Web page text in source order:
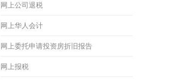
网上公司退税
网上华人会计
网上委托申请投资房折旧报告
网上报税